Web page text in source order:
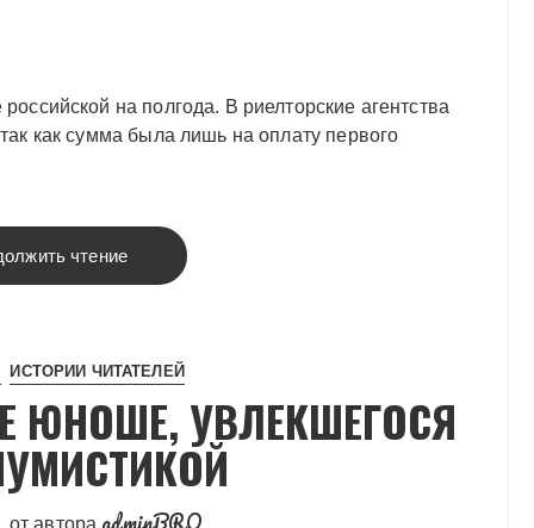
на полгода. В риелторские агентства
как сумма была лишь на оплату первого
чтение
ИСТОРИИ ЧИТАТЕЛЕЙ
ЮНОШЕ, УВЛЕКШЕГОСЯ
от автора